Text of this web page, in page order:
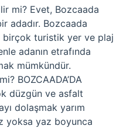
mi? Evet, Bozcaada
adadır. Bozcaada
turistik yer ve plaj
adanın etrafında
mümkündür.
BOZCAADA’DA
düzgün ve asfalt
dolaşmak yarım
yoksa yaz boyunca